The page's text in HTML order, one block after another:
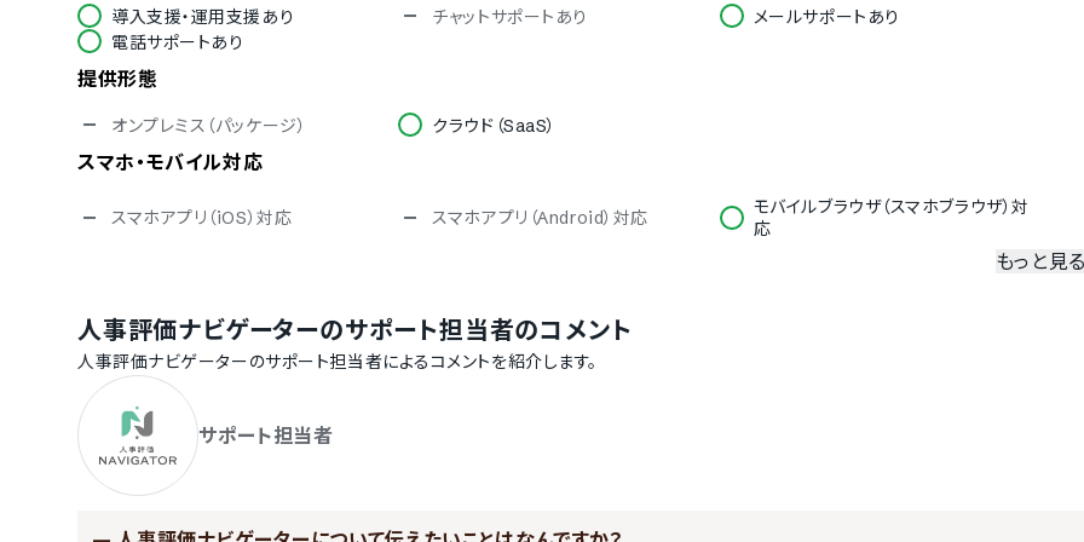
導入支援・運用支援あり チャットサポートあり
メールサポートあり
電話サポートあり
提供形態
オンプレミス（パッケージ） クラウド（SaaS）
スマホ・モバイル対応
スマホアプリ（iOS）対応 スマホアプリ（Android）対応
モバイルブラウザ（スマホブラウザ）対
応
通信の暗号化
IP制限
シングルサインオン
対応言語
中国語
ポルトガル語
インドネシア語
もっと見
人事評価ナビゲーターのサポート担当者のコメント
人事評価ナビゲーターのサポート担当者によるコメントを紹介します。
サポート担当者